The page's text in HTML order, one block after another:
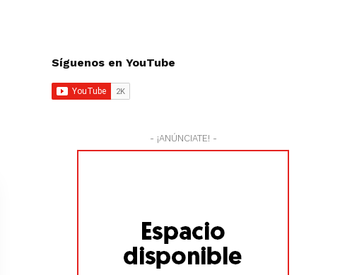
Síguenos en YouTube
- ¡ANÚNCIATE! -